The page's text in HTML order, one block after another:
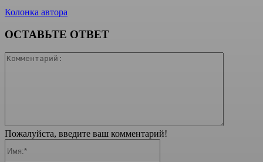
Колонка автора
ОСТАВЬТЕ ОТВЕТ
Пожалуйста, введите ваш комментарий!